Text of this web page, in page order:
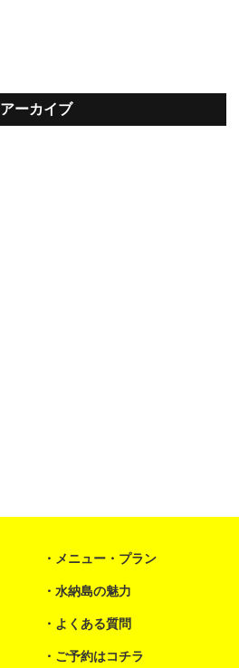
アーカイブ
メニュー・プラン
水納島の魅力
よくある質問
ご予約はコチラ